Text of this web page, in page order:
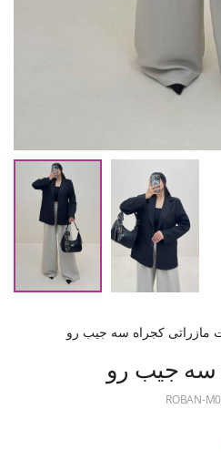
مازراتی کجراه سه جیب رو
سه جیب رو
ROBAN-